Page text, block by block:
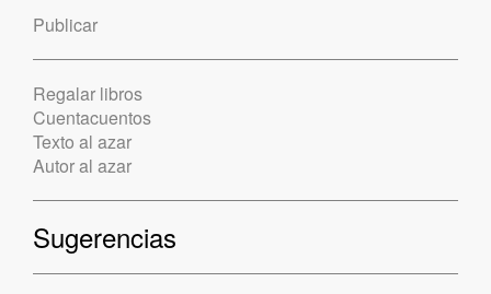
Publicar
Regalar libros
Cuentacuentos
Texto al azar
Autor al azar
Sugerencias